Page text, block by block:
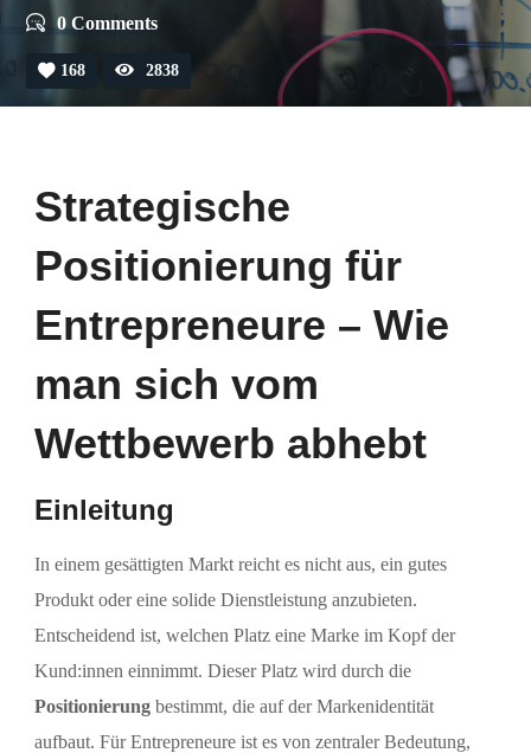
0 Comments
168 2838
Strategische
Positionierung für
Entrepreneure – Wie
man sich vom
Wettbewerb abhebt
Einleitung
In einem gesättigten Markt reicht es nicht aus, ein gutes
Produkt oder eine solide Dienstleistung anzubieten.
Entscheidend ist, welchen Platz eine Marke im Kopf der
Kund:innen einnimmt. Dieser Platz wird durch die
Positionierung bestimmt, die auf der Markenidentität
aufbaut. Für Entrepreneure ist es von zentraler Bedeutung,